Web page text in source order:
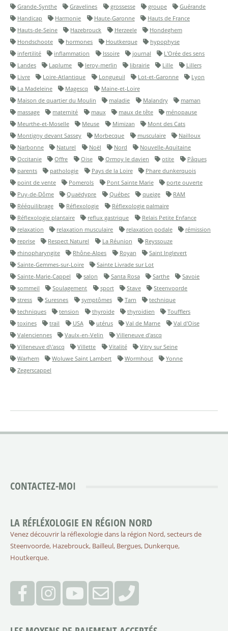
Grande-Synthe
Gravelines grossesse groupe
Guérande
Handicap
Harmonie Haute-Garonne
Hauts de France
Hauts-de-Seine
Hazebrouck Herzeele
Hondeghem
Hondschoote
hormones Houtkerque
hypophyse
infertilité
inflammation Issoire journal
L'Orée des sens
Landes
Laplume leroy-merlin librairie Lille
Lillers
Livre
Loire-Atlantique Longueuil Lot-et-Garonne
Lyon
La Madeleine
Magescq
Maine-et-Loire
Maison de quartier du Moulin
maladie Malandry
maman
massage
maternité maux maux de tête
ménopause
Meurthe-et-Moselle
Meuse Mimizan
Mont des Cats
Montigny devant Sassey
Morbecque musculaire
Nailloux
Narbonne
Naturel Noël Nord
Nouvelle-Aquitaine
Occitanie
Offre Oise Ormoy le davien otite
Pâques
parents
pathologie Pays de la Loire
Phare dunkerquois
point de vente
Pomerols Pont Sainte Marie
porte ouverte
Puy-de-Dôme
Quaëdypre Québec queige
RAM
Rééquilibrage
Réflexologie
Réflexologie palmaire
Réflexologie plantaire
reflux gastrique
Relais Petite Enfance
relaxation
relaxation musculaire relaxation podale
rémission
reprise
Respect Naturel La Réunion
Reyssouze
rhinopharyngite
Rhône-Alpes Royan
Saint Inglevert
Sainte-Gemmes-sur-Loire
Sainte Livrade sur Lot
Sainte-Marie-Cappel
salon Santa Rosa Sarthe
Savoie
sommeil
Soulagement sport Stave
Steenvoorde
stress
Suresnes symptômes Tarn
technique
techniques
tension thyroide thyroidien
Toufflers
toxines
trail USA utérus Val de Marne
Val d'Oise
Valenciennes
Vaulx-en-Velin
Villeneuve d'ascq
Villeneuve d\'ascq
Villette Vitalité
Vitry sur Seine
Warhem
Woluwe Saint Lambert Wormhout
Yonne
Zegerscappel
CONTACTEZ-MOI
LA RÉFLÉXOLOGIE EN RÉGION NORD
Venez découvrir la réflexologie dans la région Nord, secteurs de
Steenvoorde, Hazebrouck, Bailleul, Bergues, Dunkerque,
Houtkerque.